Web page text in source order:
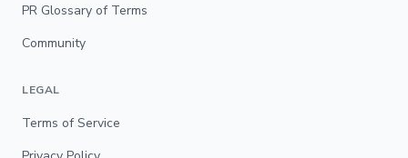
PR Glossary of Terms
Community
LEGAL
Terms of Service